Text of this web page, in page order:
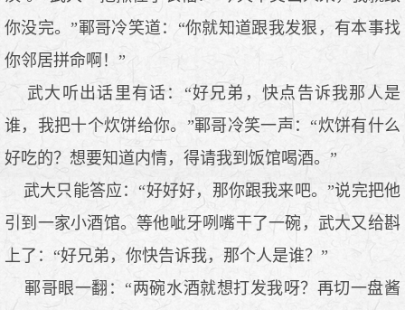
你没完。”鄆哥冷笑道：“你就知道跟我发狠，有本事找
你邻居拼命啊！”
武大听出话里有话：“好兄弟，快点告诉我那人是
谁，我把十个炊饼给你。”鄆哥冷笑一声：“炊饼有什么
好吃的？想要知道内情，得请我到饭馆喝酒。”
武大只能答应：“好好好，那你跟我来吧。”说完把他
引到一家小酒馆。等他呲牙咧嘴干了一碗，武大又给斟
上了：“好兄弟，你快告诉我，那个人是谁？”
鄆哥眼一翻：“两碗水酒就想打发我呀？再切一盘酱